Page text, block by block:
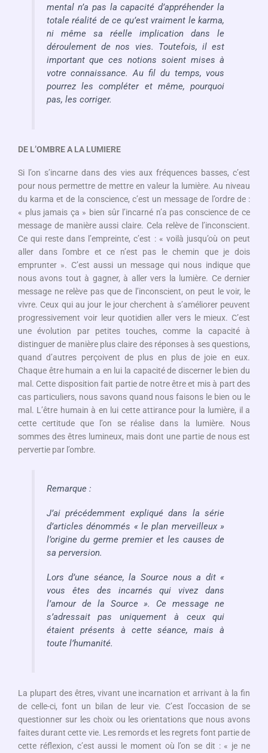
mental n’a pas la capacité d’appréhender la
totale réalité de ce qu’est vraiment le karma,
ni même sa réelle implication dans le
déroulement de nos vies. Toutefois, il est
important que ces notions soient mises à
votre connaissance. Au fil du temps, vous
pourrez les compléter et même, pourquoi
pas, les corriger.
DE L’OMBRE A LA LUMIERE
Si l’on s’incarne dans des vies aux fréquences basses, c’est
pour nous permettre de mettre en valeur la lumière. Au niveau
du karma et de la conscience, c’est un message de l’ordre de :
« plus jamais ça » bien sûr l’incarné n’a pas conscience de ce
message de manière aussi claire. Cela relève de l’inconscient.
Ce qui reste dans l’empreinte, c’est : « voilà jusqu’où on peut
aller dans l’ombre et ce n’est pas le chemin que je dois
emprunter ». C’est aussi un message qui nous indique que
nous avons tout à gagner, à aller vers la lumière. Ce dernier
message ne relève pas que de l’inconscient, on peut le voir, le
vivre. Ceux qui au jour le jour cherchent à s’améliorer peuvent
progressivement voir leur quotidien aller vers le mieux. C’est
une évolution par petites touches, comme la capacité à
distinguer de manière plus claire des réponses à ses questions,
quand d’autres perçoivent de plus en plus de joie en eux.
Chaque être humain a en lui la capacité de discerner le bien du
mal. Cette disposition fait partie de notre être et mis à part des
cas particuliers, nous savons quand nous faisons le bien ou le
mal. L’être humain à en lui cette attirance pour la lumière, il a
cette certitude que l’on se réalise dans la lumière. Nous
sommes des êtres lumineux, mais dont une partie de nous est
pervertie par l’ombre.
Remarque :
J’ai précédemment expliqué dans la série
d’articles dénommés « le plan merveilleux »
l’origine du germe premier et les causes de
sa perversion.
Lors d’une séance, la Source nous a dit «
vous êtes des incarnés qui vivez dans
l’amour de la Source ». Ce message ne
s’adressait pas uniquement à ceux qui
étaient présents à cette séance, mais à
toute l’humanité.
La plupart des êtres, vivant une incarnation et arrivant à la fin
de celle-ci, font un bilan de leur vie. C’est l’occasion de se
questionner sur les choix ou les orientations que nous avons
faites durant cette vie. Les remords et les regrets font partie de
cette réflexion, c’est aussi le moment où l’on se dit : « je ne